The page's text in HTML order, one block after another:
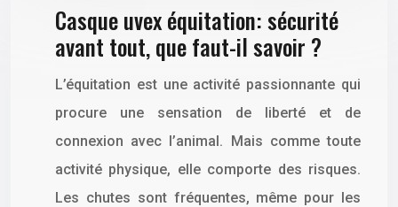
Casque uvex équitation: sécurité
avant tout, que faut-il savoir ?
L’équitation est une activité passionnante qui
procure une sensation de liberté et de
connexion avec l’animal. Mais comme toute
activité physique, elle comporte des risques.
Les chutes sont fréquentes, même pour les